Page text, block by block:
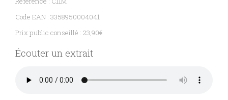
Code EAN : 3358950004041
Prix public conseillé : 23,90€
Écouter un extrait